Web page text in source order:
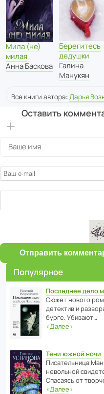
Мила (не)
милая
Анна Баскова
Берегитесь
дедушки
Галина
Манукян
Все книги автора: Дарья
Оставить
Отправить
Популярное
Последнее дело
Сюжет нового
дете­ктив и
бурге. Убивают…
‹Далее›
Тени южной ночи
Писа­тель­ница
невольной
Спасаясь от
‹Далее›